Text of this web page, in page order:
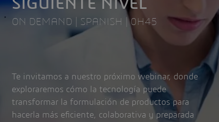
SIGUIENTE NIVEL
ON DEMAND | SPANISH | 0H45
Te invitamos a nuestro próximo webinar, donde
exploraremos cómo la tecnología puede
transformar la formulación de productos para
hacerla más eficiente, colaborativa y preparada